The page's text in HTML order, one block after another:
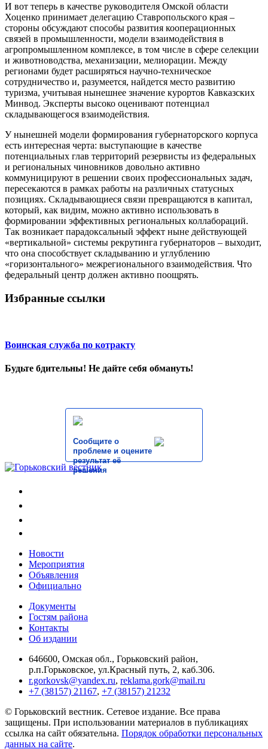
И вот теперь в качестве руководителя Омской области
Хоценко принимает делегацию Ставропольского края –
стороны обсуждают способы развития кооперационных
связей в промышленности, модели взаимодействия в
агропромышленном комплексе, в том числе в сфере селекции
и животноводства, механизации, мелиорации. Между
регионами будет расширяться научно-техническое
сотрудничество и, разумеется, найдется место развитию
туризма, учитывая нынешнее значение курортов Кавказских
Минвод. Эксперты высоко оценивают потенциал
складывающегося взаимодействия.
У нынешней модели формирования губернаторского корпуса
есть интересная черта: выступающие в качестве
потенциальных глав территорий резервисты из федеральных
и региональных чиновников довольно активно
коммуницируют в решении своих профессиональных задач,
пересекаются в рамках работы на различных статусных
позициях. Складывающиеся связи превращаются в капитал,
который, как видим, можно активно использовать в
формировании эффективных региональных коллабораций.
Так возникает парадоксальный эффект ныне действующей
«вертикальной» системы рекрутинга губернаторов – выходит,
что она способствует складыванию и углублению
«горизонтального» межрегионального взаимодействия. Что
федеральный центр должен активно поощрять.
Избранные ссылки
Воинская служба по котракту
Будьте бдительны! Не дайте себя обмануть!
Сообщите о
проблеме и оцените
результат её
решения
Новости
Мероприятия
Объявления
Официально
Документы
Гостям района
Контакты
Об издании
646600, Омская обл., Горьковский район,
р.п.Горьковское, ул.Красный путь, 2, каб.306.
r.gorkovsk@yandex.ru, reklama.gork@mail.ru
+7 (38157) 21167, +7 (38157) 21232
© Горьковский вестник. Сетевое издание. Все права
защищены. При использовании материалов в публикациях
ссылка на сайт обязательна. Порядок обработки персональных
данных на сайте.